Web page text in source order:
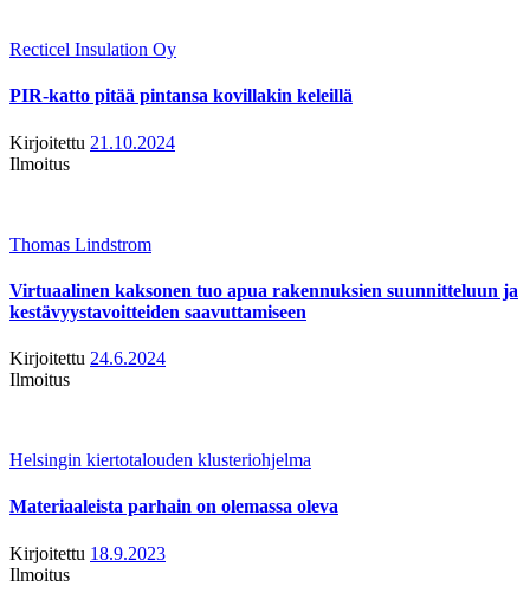
Recticel Insulation Oy
PIR-katto pitää pintansa kovillakin keleillä
Kirjoitettu 21.10.2024
Ilmoitus
Thomas Lindstrom
Virtuaalinen kaksonen tuo apua rakennuksien suunnitteluun ja
kestävyystavoitteiden saavuttamiseen
Kirjoitettu 24.6.2024
Ilmoitus
Helsingin kiertotalouden klusteriohjelma
Materiaaleista parhain on olemassa oleva
Kirjoitettu 18.9.2023
Ilmoitus